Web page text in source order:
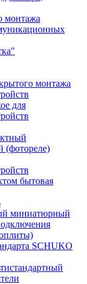
монтажа
монтажа
для
(фотореле)
бытовая
миниатюрный
SCHUKO